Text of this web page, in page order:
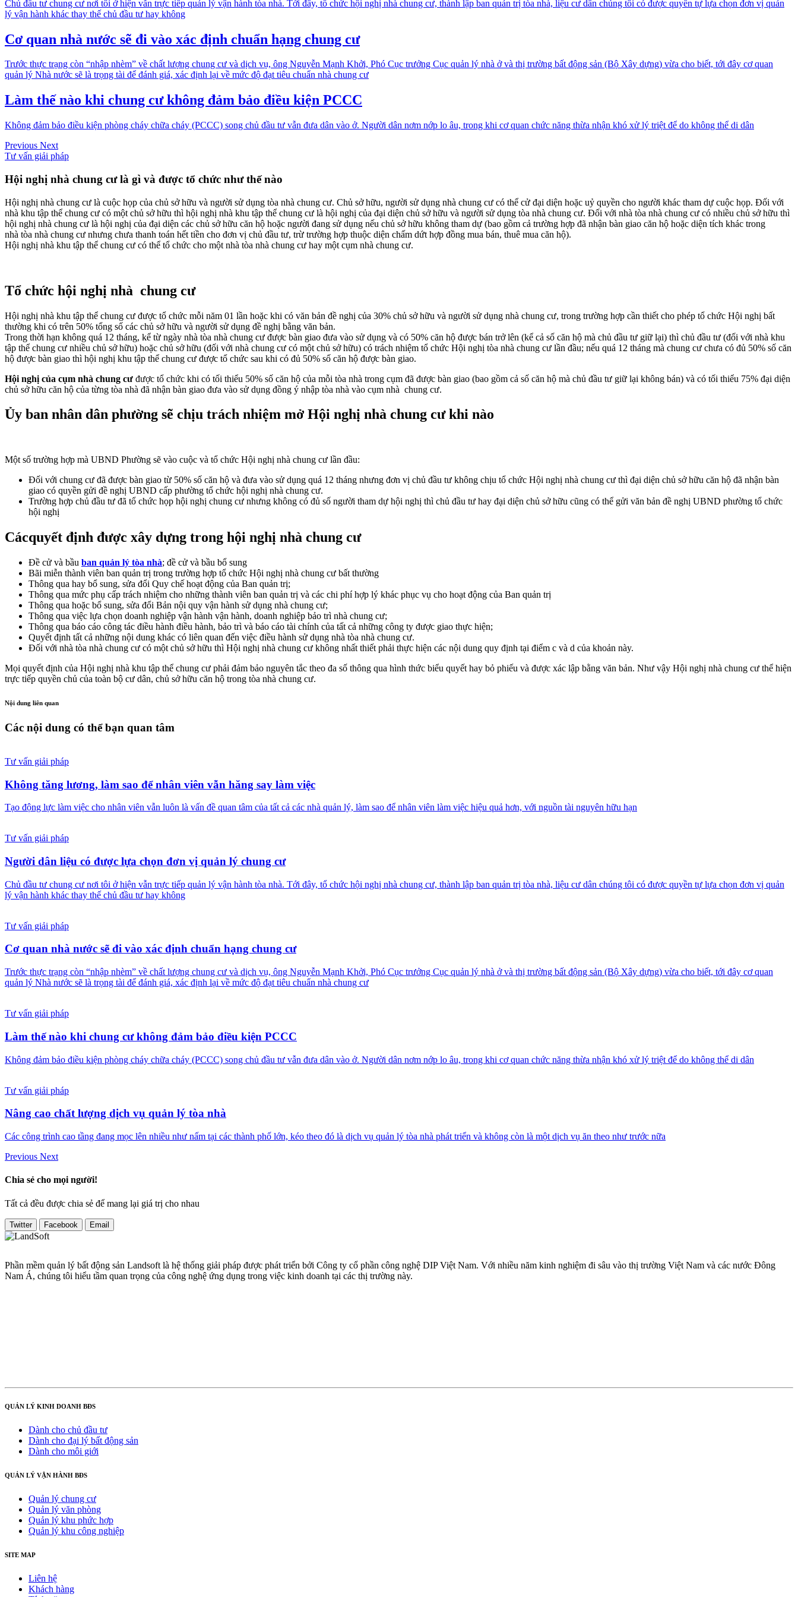
Chủ đầu tư chung cư nơi tôi ở hiện vẫn trực tiếp quản lý vận hành tòa nhà. Tới đây, tổ chức hội nghị nhà chung cư, thành lập ban quản trị tòa nhà, liệu cư dân chúng tôi có được quyền tự lựa chọn đơn vị quản
lý vận hành khác thay thế chủ đầu tư hay không
Cơ quan nhà nước sẽ đi vào xác định chuẩn hạng chung cư
Trước thực trạng còn “nhập nhèm” về chất lượng chung cư và dịch vụ, ông Nguyễn Mạnh Khởi, Phó Cục trưởng Cục quản lý nhà ở và thị trường bất động sản (Bộ Xây dựng) vừa cho biết, tới đây cơ quan
quản lý Nhà nước sẽ là trọng tài để đánh giá, xác định lại về mức độ đạt tiêu chuẩn nhà chung cư
Làm thế nào khi chung cư không đảm bảo điều kiện PCCC
Không đảm bảo điều kiện phòng cháy chữa cháy (PCCC) song chủ đầu tư vẫn đưa dân vào ở. Người dân nơm nớp lo âu, trong khi cơ quan chức năng thừa nhận khó xử lý triệt để do không thể di dân
Previous Next
Tư vấn giải pháp
Hội nghị nhà chung cư là gì và được tổ chức như thế nào
Hội nghị nhà chung cư là cuộc họp của chủ sở hữu và người sử dụng tòa nhà chung cư. Chủ sở hữu, người sử dụng nhà chung cư có thể cử đại diện hoặc uỷ quyền cho người khác tham dự cuộc họp. Đối với
nhà khu tập thể chung cư có một chủ sở hữu thì hội nghị nhà khu tập thể chung cư là hội nghị của đại diện chủ sở hữu và người sử dụng tòa nhà chung cư. Đối với nhà tòa nhà chung cư có nhiều chủ sở hữu thì
hội nghị nhà chung cư là hội nghị của đại diện các chủ sở hữu căn hộ hoặc người đang sử dụng nếu chủ sở hữu không tham dự (bao gồm cả trường hợp đã nhận bàn giao căn hộ hoặc diện tích khác trong
nhà tòa nhà chung cư nhưng chưa thanh toán hết tiền cho đơn vị chủ đầu tư, trừ trường hợp thuộc diện chấm dứt hợp đồng mua bán, thuê mua căn hộ).
Hội nghị nhà khu tập thể chung cư có thể tổ chức cho một nhà tòa nhà chung cư hay một cụm nhà chung cư.
Tổ chức hội nghị nhà chung cư
Hội nghị nhà khu tập thể chung cư được tổ chức mỗi năm 01 lần hoặc khi có văn bản đề nghị của 30% chủ sở hữu và người sử dụng nhà chung cư, trong trường hợp cần thiết cho phép tổ chức Hội nghị bất
thường khi có trên 50% tổng số các chủ sở hữu và người sử dụng đề nghị bằng văn bản.
Trong thời hạn không quá 12 tháng, kể từ ngày nhà tòa nhà chung cư được bàn giao đưa vào sử dụng và có 50% căn hộ được bán trở lên (kể cả số căn hộ mà chủ đầu tư giữ lại) thì chủ đầu tư (đối với nhà khu
tập thể chung cư nhiều chủ sở hữu) hoặc chủ sở hữu (đối với nhà chung cư có một chủ sở hữu) có trách nhiệm tổ chức Hội nghị tòa nhà chung cư lần đầu; nếu quá 12 tháng mà chung cư chưa có đủ 50% số căn
hộ được bàn giao thì hội nghị khu tập thể chung cư được tổ chức sau khi có đủ 50% số căn hộ được bàn giao.
Hội nghị của cụm nhà chung cư được tổ chức khi có tối thiểu 50% số căn hộ của mỗi tòa nhà trong cụm đã được bàn giao (bao gồm cả số căn hộ mà chủ đầu tư giữ lại không bán) và có tối thiểu 75% đại diện
chủ sở hữu căn hộ của từng tòa nhà đã nhận bàn giao đưa vào sử dụng đồng ý nhập tòa nhà vào cụm nhà chung cư.
Ủy ban nhân dân phường sẽ chịu trách nhiệm mở Hội nghị nhà chung cư khi nào
Một số trường hợp mà UBND Phường sẽ vào cuộc và tổ chức Hội nghị nhà chung cư lần đầu:
Đối với chung cư đã được bàn giao từ 50% số căn hộ và đưa vào sử dụng quá 12 tháng nhưng đơn vị chủ đầu tư không chịu tổ chức Hội nghị nhà chung cư thì đại diện chủ sở hữu căn hộ đã nhận bàn
giao có quyền gửi đề nghị UBND cấp phường tổ chức hội nghị nhà chung cư.
Trường hợp chủ đầu tư đã tổ chức họp hội nghị chung cư nhưng không có đủ số người tham dự hội nghị thì chủ đầu tư hay đại diện chủ sở hữu cũng có thể gửi văn bản đề nghị UBND phường tổ chức
hội nghị
Cácquyết định được xây dựng trong hội nghị nhà chung cư
Đề cử và bầu ban quản lý tòa nhà; đề cử và bầu bổ sung
Bãi miễn thành viên ban quản trị trong trường hợp tổ chức Hội nghị nhà chung cư bất thường
Thông qua hay bổ sung, sửa đổi Quy chế hoạt động của Ban quản trị;
Thông qua mức phụ cấp trách nhiệm cho những thành viên ban quản trị và các chi phí hợp lý khác phục vụ cho hoạt động của Ban quản trị
Thông qua hoặc bổ sung, sửa đổi Bản nội quy vận hành sử dụng nhà chung cư;
Thông qua việc lựa chọn doanh nghiệp vận hành vận hành, doanh nghiệp bảo trì nhà chung cư;
Thông qua báo cáo công tác điều hành điều hành, bảo trì và báo cáo tài chính của tất cả những công ty được giao thực hiện;
Quyết định tất cả những nội dung khác có liên quan đến việc điều hành sử dụng nhà tòa nhà chung cư.
Đối với nhà tòa nhà chung cư có một chủ sở hữu thì Hội nghị nhà chung cư không nhất thiết phải thực hiện các nội dung quy định tại điểm c và d của khoản này.
Mọi quyết định của Hội nghị nhà khu tập thể chung cư phải đảm bảo nguyên tắc theo đa số thông qua hình thức biểu quyết hay bỏ phiếu và được xác lập bằng văn bản. Như vậy Hội nghị nhà chung cư thể hiện
trực tiếp quyền chủ của toàn bộ cư dân, chủ sở hữu căn hộ trong tòa nhà chung cư.
Nội dung liên quan
Các nội dung có thể bạn quan tâm
Tư vấn giải pháp
Không tăng lương, làm sao để nhân viên vẫn hăng say làm việc
Tạo động lực làm việc cho nhân viên vẫn luôn là vấn đề quan tâm của tất cả các nhà quản lý, làm sao để nhân viên làm việc hiệu quả hơn, với nguồn tài nguyên hữu hạn
Tư vấn giải pháp
Người dân liệu có được lựa chọn đơn vị quản lý chung cư
Chủ đầu tư chung cư nơi tôi ở hiện vẫn trực tiếp quản lý vận hành tòa nhà. Tới đây, tổ chức hội nghị nhà chung cư, thành lập ban quản trị tòa nhà, liệu cư dân chúng tôi có được quyền tự lựa chọn đơn vị quản
lý vận hành khác thay thế chủ đầu tư hay không
Tư vấn giải pháp
Cơ quan nhà nước sẽ đi vào xác định chuẩn hạng chung cư
Trước thực trạng còn “nhập nhèm” về chất lượng chung cư và dịch vụ, ông Nguyễn Mạnh Khởi, Phó Cục trưởng Cục quản lý nhà ở và thị trường bất động sản (Bộ Xây dựng) vừa cho biết, tới đây cơ quan
quản lý Nhà nước sẽ là trọng tài để đánh giá, xác định lại về mức độ đạt tiêu chuẩn nhà chung cư
Tư vấn giải pháp
Làm thế nào khi chung cư không đảm bảo điều kiện PCCC
Không đảm bảo điều kiện phòng cháy chữa cháy (PCCC) song chủ đầu tư vẫn đưa dân vào ở. Người dân nơm nớp lo âu, trong khi cơ quan chức năng thừa nhận khó xử lý triệt để do không thể di dân
Tư vấn giải pháp
Nâng cao chất lượng dịch vụ quản lý tòa nhà
Các công trình cao tầng đang mọc lên nhiều như nấm tại các thành phố lớn, kéo theo đó là dịch vụ quản lý tòa nhà phát triển và không còn là một dịch vụ ăn theo như trước nữa
Previous Next
Chia sẻ cho mọi người!
Tất cả đều được chia sẻ để mang lại giá trị cho nhau
Twitter Facebook Email
Phần mềm quản lý bất động sản Landsoft là hệ thống giải pháp được phát triển bởi Công ty cổ phần công nghệ DIP Việt Nam. Với nhiều năm kinh nghiệm đi sâu vào thị trường Việt Nam và các nước Đông
Nam Á, chúng tôi hiểu tầm quan trọng của công nghệ ứng dụng trong việc kinh doanh tại các thị trường này.
QUẢN LÝ KINH DOANH BĐS
Dành cho chủ đầu tư
Dành cho đại lý bất động sản
Dành cho môi giới
QUẢN LÝ VẬN HÀNH BĐS
Quản lý chung cư
Quản lý văn phòng
Quản lý khu phức hợp
Quản lý khu công nghiệp
SITE MAP
Liên hệ
Khách hàng